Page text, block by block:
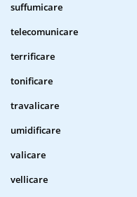
suffumicare
telecomunicare
terrificare
tonificare
travalicare
umidificare
valicare
vellicare